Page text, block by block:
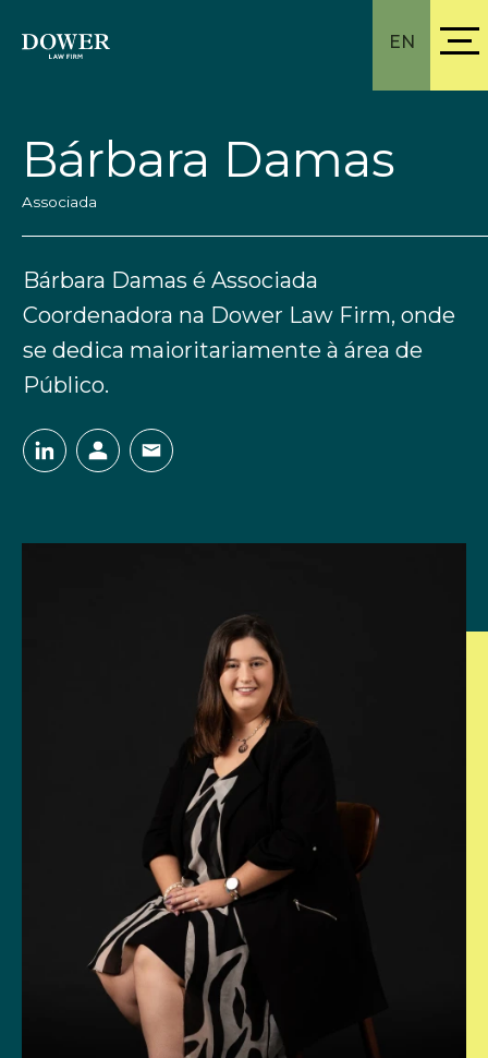
EN
Bárbara Damas
Associada
Bárbara Damas é Associada
Coordenadora na Dower Law Firm, onde
se dedica maioritariamente à área de
Público.